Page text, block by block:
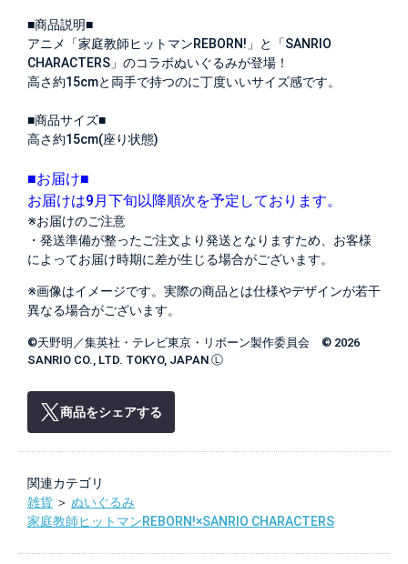
■商品説明■
アニメ「家庭教師ヒットマンREBORN!」と「SANRIO
CHARACTERS」のコラボぬいぐるみが登場！
高さ約15cmと両手で持つのに丁度いいサイズ感です。
■商品サイズ■
高さ約15cm(座り状態)
■お届け■
お届けは9月下旬以降順次を予定しております。
※お届けのご注意
・発送準備が整ったご注文より発送となりますため、お客様
によってお届け時期に差が生じる場合がございます。
※画像はイメージです。実際の商品とは仕様やデザインが若干
異なる場合がございます。
©天野明／集英社・テレビ東京・リボーン製作委員会 © 2026
SANRIO CO., LTD. TOKYO, JAPAN Ⓛ
商品をシェアする
関連カテゴリ
雑貨 ＞ ぬいぐるみ
家庭教師ヒットマンREBORN!×SANRIO CHARACTERS